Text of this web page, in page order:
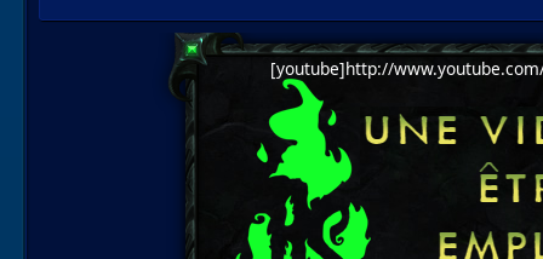
[youtube]http://